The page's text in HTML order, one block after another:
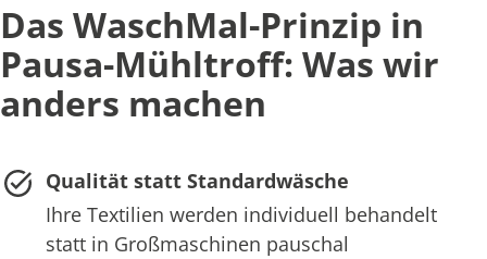
Das WaschMal-Prinzip in
Pausa-Mühltroff: Was wir
anders machen
Qualität statt Standardwäsche
Ihre Textilien werden individuell behandelt
statt in Großmaschinen pauschal